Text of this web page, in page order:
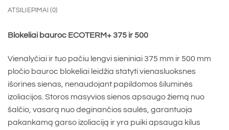
ATSILIEPIMAI (0)
Blokeliai bauroc ECOTERM+ 375 ir 500
Vienalyčiai ir tuo pačiu lengvi sieniniai 375 mm ir 500 mm
pločio bauroc blokeliai leidžia statyti vienasluoksnes
išorines sienas, nenaudojant papildomos šiluminės
izoliacijos. Storos masyvios sienos apsaugo žiemą nuo
šalčio, vasarą nuo deginančios saulės, garantuoja
pakankamą garso izoliaciją ir yra puiki apsauga kilus